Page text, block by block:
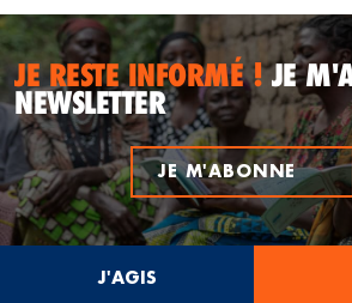
JE RESTE INFORMÉ !JE
NEWSLETTER
JE M'ABONNE
J'AGIS